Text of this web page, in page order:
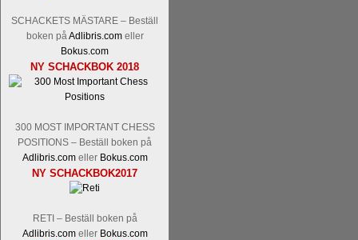
SCHACKETS MÄSTARE – Beställ
boken på Adlibris.comeller
Bokus.com
NY SCHACKBOK 2018
300 MOST IMPORTANT CHESS
POSITIONS – Beställ boken på
Adlibris.comeller Bokus.com
NY SCHACKBOK2017
RETI – Beställ boken på
Adlibris.comeller Bokus.com